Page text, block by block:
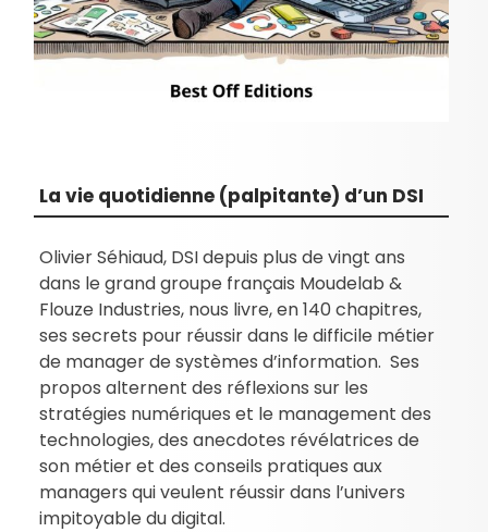
La vie quotidienne (palpitante) d’un DSI
Olivier Séhiaud, DSI depuis plus de vingt ans
dans le grand groupe français Moudelab &
Flouze Industries, nous livre, en 140 chapitres,
ses secrets pour réussir dans le difficile métier
de manager de systèmes d’information. Ses
propos alternent des réflexions sur les
stratégies numériques et le management des
technologies, des anecdotes révélatrices de
son métier et des conseils pratiques aux
managers qui veulent réussir dans l’univers
impitoyable du digital.